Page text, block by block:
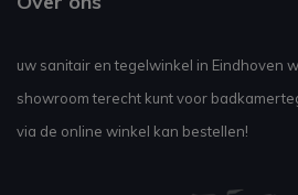
uw sanitair en tegelwinkel in Eindhoven
showroom terecht kunt voor
via de online winkel kan bestellen!